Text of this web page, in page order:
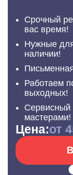
Срочный
вас время!
Нужные
наличии!
Работаем
выходных!
Сервисный
мастерами!
Цена:от